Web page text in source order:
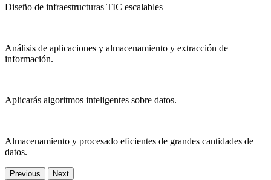
Diseño de infraestructuras TIC escalables
Análisis de aplicaciones y almacenamiento y extracción de
información.
Aplicarás algoritmos inteligentes sobre datos.
Almacenamiento y procesado eficientes de grandes cantidades de
datos.
Previous Next